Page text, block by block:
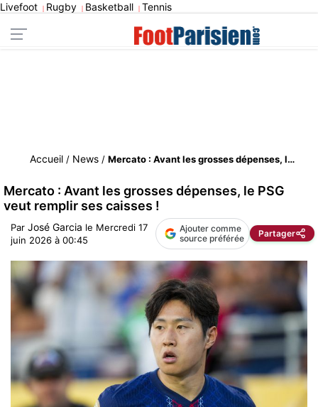
Livefoot | Rugby | Basketball | Tennis
Accueil / News / Mercato : Avant les grosses dépenses, le PSG veut remplir ses caisses !
Mercato : Avant les grosses dépenses, le PSG
veut remplir ses caisses !
Par José Garcia le Mercredi 17
juin 2026 à 00:45
Ajouter comme
source préférée
Partager